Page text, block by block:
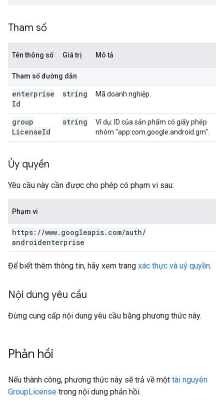
Tham số
Tên thông số Giá trị Mô tả
Tham số đường dẫn
enterprise
Id
string Mã doanh nghiệp.
group
LicenseId
string
Ví dụ: ID của sản phẩm có giấy phép
nhóm "app:com.google.android.gm".
Ủy quyền
Yêu cầu này cần được cho phép có phạm vi sau:
Phạm vi
https: //www. googleapis. com/auth/
androidenterprise
Để biết thêm thông tin, hãy xem trang xác thực và uỷ quyền.
Nội dung yêu cầu
Đừng cung cấp nội dung yêu cầu bằng phương thức này.
Phản hồi
Nếu thành công, phương thức này sẽ trả về một tài nguyên
GroupLicense trong nội dung phản hồi.